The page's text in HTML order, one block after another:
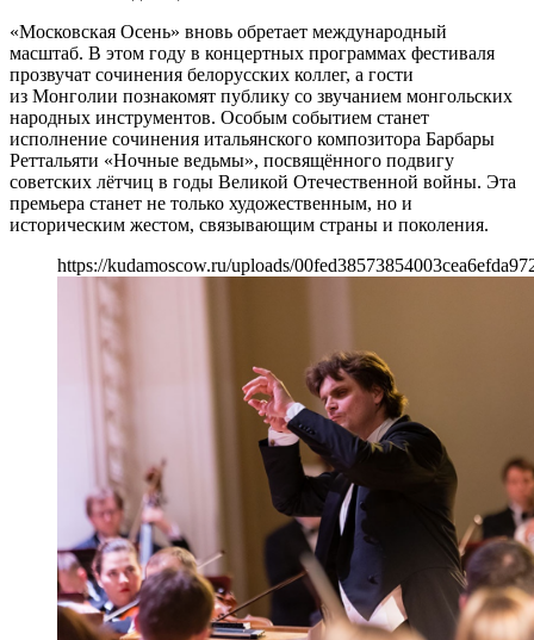
«Московская Осень» вновь обретает международный
масштаб. В этом году в концертных программах фестиваля
прозвучат сочинения белорусских коллег, а гости
из Монголии познакомят публику со звучанием монгольских
народных инструментов. Особым событием станет
исполнение сочинения итальянского композитора Барбары
Реттальяти «Ночные ведьмы», посвящённого подвигу
советских лётчиц в годы Великой Отечественной войны. Эта
премьера станет не только художественным, но и
историческим жестом, связывающим страны и поколения.
https://kudamoscow.ru/uploads/